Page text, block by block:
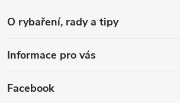
v
y
v
O rybaření, rady a tipy
Informace pro vás
Facebook